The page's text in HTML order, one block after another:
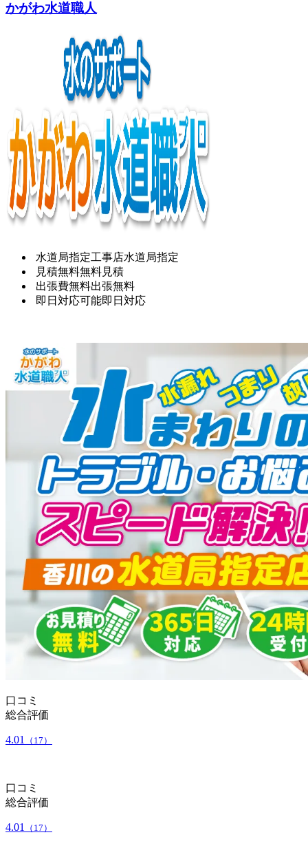
かがわ水道職人
水道局指定工事店水道局指定
見積無料無料見積
出張費無料出張無料
即日対応可能即日対応
口コミ
総合評価
4.01 （17）
口コミ
総合評価
4.01 （17）